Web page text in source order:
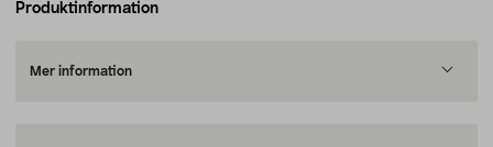
Produktinformation
Mer information